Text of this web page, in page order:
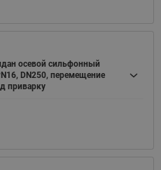
осевой сильфонный
DN250, перемещение
приварку